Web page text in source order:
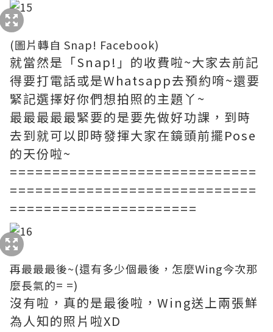
(圖片轉自 Snap! Facebook)
就當然是「Snap!」的收費啦~大家去前記
得要打電話或是Whatsapp去預約唷~還要
緊記選擇好你們想拍照的主題丫~
最最最最最緊要的是要先做好功課，到時
去到就可以即時發揮大家在鏡頭前擺Pose
的天份啦~
=============================
=============================
======================
再最最最後~(還有多少個最後，怎麼Wing今次那
麼長氣的= =)
沒有啦，真的是最後啦，Wing送上兩張鮮
為人知的照片啦XD